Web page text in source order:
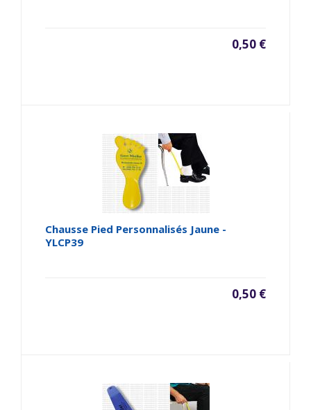
0,50 €
Chausse Pied Personnalisés Jaune -
YLCP39
0,50 €